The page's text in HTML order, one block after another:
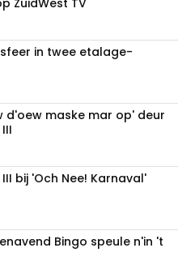
in twee etalage-
d'oew maske mar op' deur
bij 'Och Nee! Karnaval'
Bingo speule n'in 't